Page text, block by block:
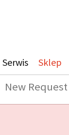
Serwis Sklep
New Request